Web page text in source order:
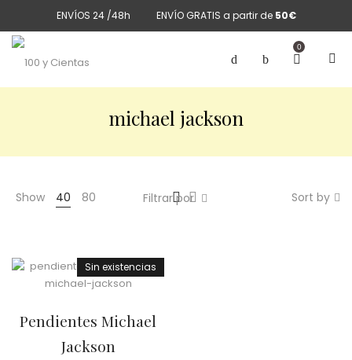
ENVÍOS 24 /48h ENVÍO GRATIS a partir de 50€
0
michael jackson
Show 40 80 Sort by
Filtrar por
Sin existencias
Pendientes Michael
Jackson